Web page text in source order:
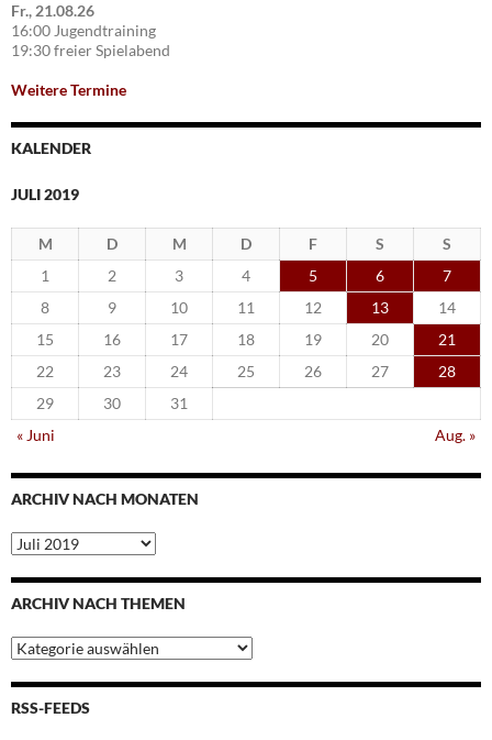
Fr., 21.08.26
16:00 Jugendtraining
19:30 freier Spielabend
Weitere Termine
KALENDER
JULI 2019
M D M D F S
S
1
2 3 4 5 6
7
8
9 10 11 12 13
14
15
16 17 18 19 20
21
22
23 24 25 26 27
28
29
30
31
« Juni
Aug. »
ARCHIV NACH MONATEN
Archiv
nach
Monaten
ARCHIV NACH THEMEN
Archiv
nach
Themen
RSS-FEEDS